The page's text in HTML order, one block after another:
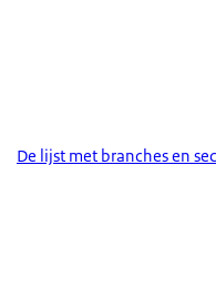
De lijst met branches en